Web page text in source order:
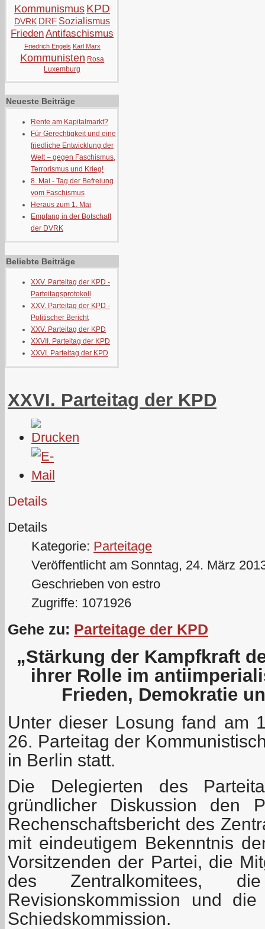
Kommunismus KPD
DVRK DRF Sozialismus
FriedenAntifaschismus
Friedrich Engels Karl Marx
Kommunisten Rosa
Luxemburg
Neueste Beiträge
Rente am Kapitalmarkt?
Für Gerechtigkeit und eine
friedliche Entwicklung der
Welt – gegen Faschismus,
Terrorismus und Krieg!
8. Mai - Tag der Befreiung
vom Faschismus
Heraus zum 1. Mai
Empfang in der Botschaft
der DVRK
Beliebte Beiträge
XXV. Parteitag der KPD -
Parteitagsprotokoll
XXV. Parteitag der KPD -
Politischer Bericht
XXV. Parteitag der KPD
XXVII. Parteitag der KPD
XXVI. Parteitag der KPD
XXVI. Parteitag der KPD
Details
Details
Kategorie: Parteitage
Veröffentlicht am Sonntag, 24. März
Geschrieben von estro
Zugriffe: 1071926
Gehe zu: Parteitage der KPD
„Stärkung der Kampfkraft
ihrer Rolle im
Frieden, Demokratie
Unter dieser Losung fand am
26. Parteitag der
in Berlin statt.
Die Delegierten des
gründlicher Diskussion den
Rechenschaftsbericht des
mit eindeutigem Bekenntnis
Vorsitzenden der Partei, die
des Zentralkomitees,
Revisionskommission und
Schiedskommission.